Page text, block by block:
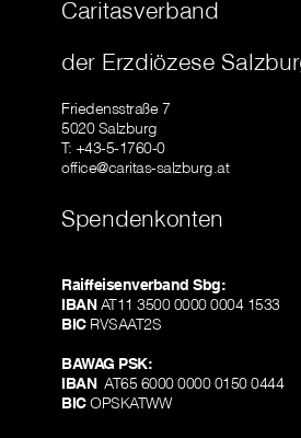
Caritasverband
der Erzdiözese
Friedensstraße 7
5020 Salzburg
T: +43-5-1760-0
office@caritas-salzburg.at
Spendenkonten
Raiffeisenverband Sbg:
IBANAT11 3500 0000 0004 1533
BICRVSAAT2S
BAWAG PSK:
IBANAT65 6000 0000 0150 0444
BICOPSKATWW